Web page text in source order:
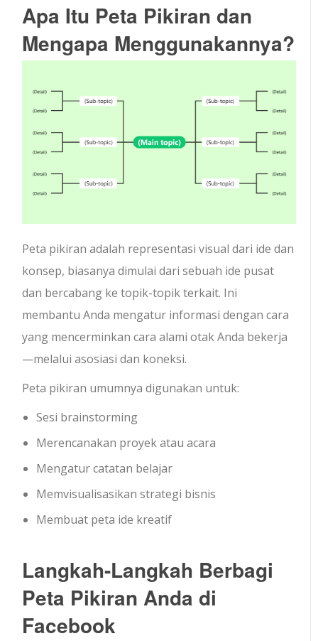
Apa Itu Peta Pikiran dan
Mengapa Menggunakannya?
Peta pikiran adalah representasi visual dari ide dan
konsep, biasanya dimulai dari sebuah ide pusat
dan bercabang ke topik-topik terkait. Ini
membantu Anda mengatur informasi dengan cara
yang mencerminkan cara alami otak Anda bekerja
—melalui asosiasi dan koneksi.
Peta pikiran umumnya digunakan untuk:
Sesi brainstorming
Merencanakan proyek atau acara
Mengatur catatan belajar
Memvisualisasikan strategi bisnis
Membuat peta ide kreatif
Langkah-Langkah Berbagi
Peta Pikiran Anda di
Facebook